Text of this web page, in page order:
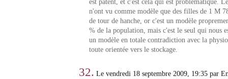
est patent, et c'est celà qui est problématique.
n'ont vu comme modèle que des filles de 1 M
de tour de hanche, or c'est un modèle
% de la population, mais c'est le seul qui nous
un modèle en totale contradiction avec la
toute orientée vers le stockage.
32. Le vendredi 18 septembre 2009, 19:35 par